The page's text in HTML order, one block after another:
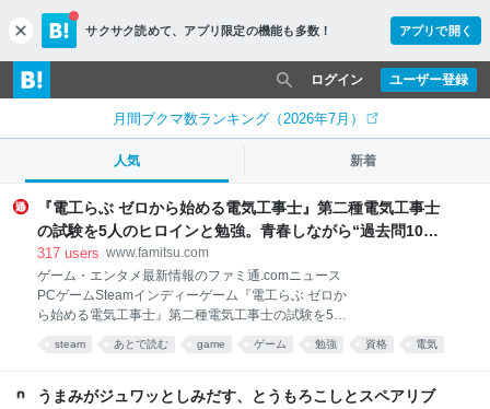
c
l
o
s
サクサク読めて、 アプリ限定の機能も多数！ アプリで開く
ユーザー登録
ログイン
月間ブクマ数ランキング（2026年7月）
人気 新着
『電工らぶ ゼロから始める電気工事士』第二種電気工事士
の試験を5人のヒロインと勉強。青春しながら“過去問1000
問”や“本番形式CBT模擬試験”で本格的に学べるノベルゲー
ム | ゲーム・エンタメ最新情報のファミ通.com
317 users www.famitsu.com
ゲーム・エンタメ最新情報のファミ通.comニュース
PCゲームSteamインディーゲーム『電工らぶ ゼロか
ら始める電気工事士』第二種電気工事士の試験を5人
のヒロインと勉強。青春しながら“過去問1000問”や“本
番形式CBT模擬試験”で本格的に学べるノベルゲーム
steam あとで読む game ゲーム 勉強 資格 電気
うまみがジュワッとしみだす、とうもろこしとスペアリブ